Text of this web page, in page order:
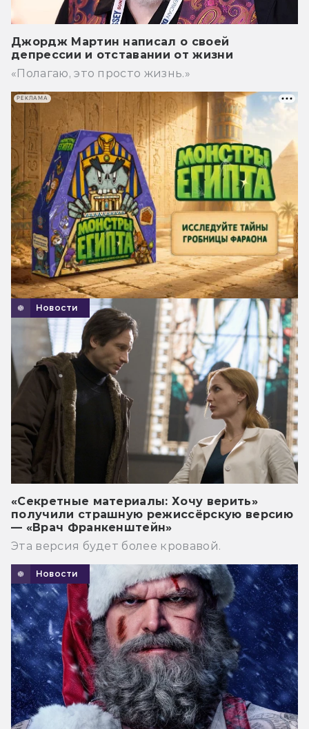
Джордж Мартин написал о своей
депрессии и отставании от жизни
«Полагаю, это просто жизнь.»
Новости
«Секретные материалы: Хочу верить»
получили страшную режиссёрскую версию
— «Врач Франкенштейн»
Эта версия будет более кровавой.
Новости
РЕКЛАМА